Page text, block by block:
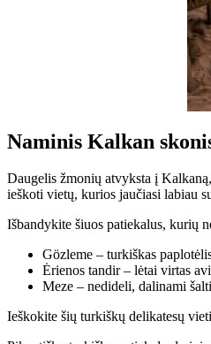
Naminis Kalkan
Daugelis žmonių atvyksta į
ieškoti vietų, kurios jaučiasi labiau
Išbandykite šiuos patiekalus, kurių
Gözleme – turkiškas
Ėrienos tandir – lėtai virtas
Meze – nedideli, dalinami
Ieškokite šių turkiškų delikatesų